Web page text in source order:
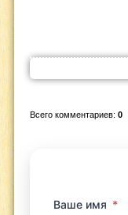
Всего комментариев: 0
Ваше имя *